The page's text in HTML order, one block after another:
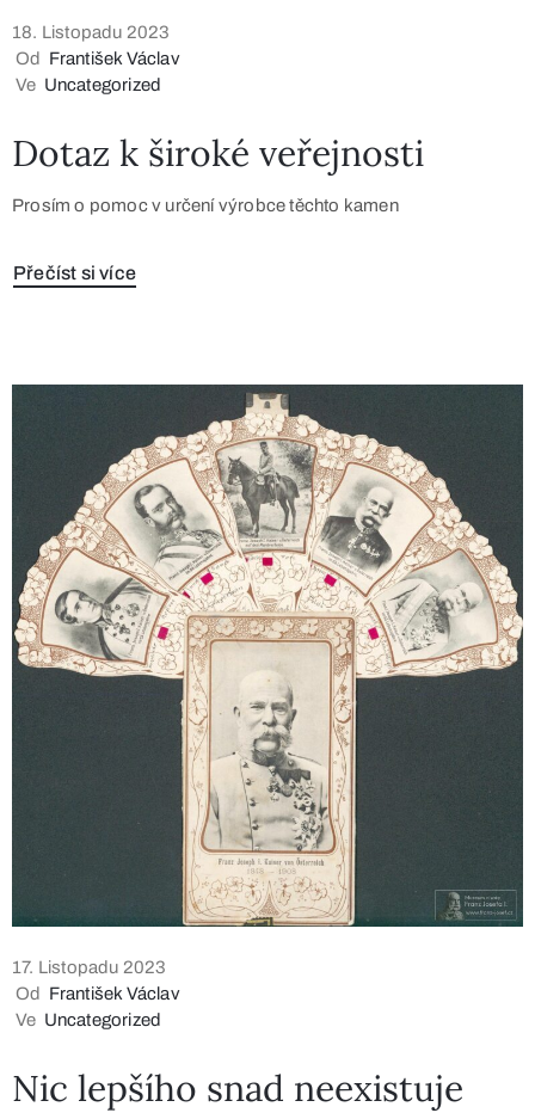
18. Listopadu 2023
Od
František Václav
Ve Uncategorized
Dotaz k široké veřejnosti
Prosím o pomoc v určení výrobce těchto kamen
Přečíst si více
17. Listopadu 2023
Od
František Václav
Ve Uncategorized
Nic lepšího snad neexistuje